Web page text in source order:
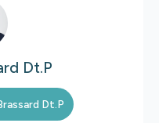
Dt.P
Dt.P